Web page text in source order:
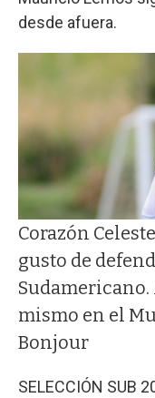
desde afuera.
Corazón
gusto de
mismo en el
Bonjour
SELECCIÓN SUB